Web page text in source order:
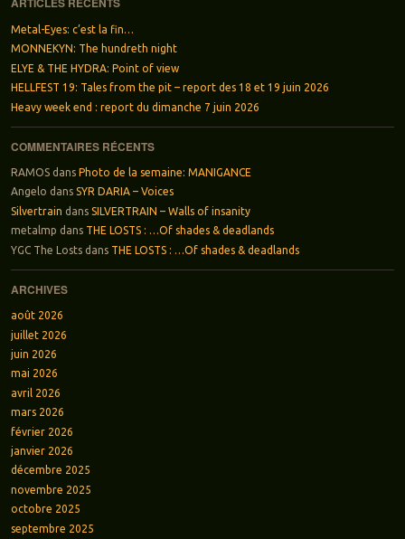
Metal-Eyes: c’est la fin…
MONNEKYN: The hundreth night
ELYE & THE HYDRA: Point of view
HELLFEST 19: Tales from the pit – report des 18 et 19 juin 2026
Heavy week end : report du dimanche 7 juin 2026
COMMENTAIRES RÉCENTS
RAMOSdans Photo de la semaine: MANIGANCE
Angelo dans SYR DARIA – Voices
Silvertrain dans SILVERTRAIN – Walls of insanity
metalmp dans THE LOSTS : …Of shades & deadlands
YGC The Lostsdans THE LOSTS : …Of shades & deadlands
ARCHIVES
août 2026
juillet 2026
juin 2026
mai 2026
avril 2026
mars 2026
février 2026
janvier 2026
décembre 2025
novembre 2025
octobre 2025
septembre 2025